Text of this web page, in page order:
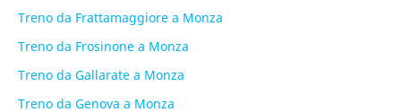
Treno da Frattamaggiore a Monza
Treno da Frosinone a Monza
Treno da Gallarate a Monza
Treno da Genova a Monza